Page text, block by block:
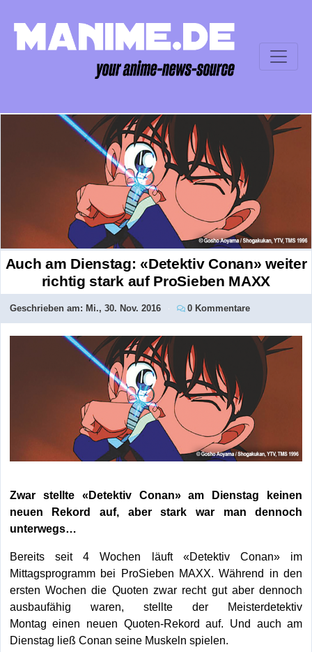
Auch am Dienstag: «Detektiv Conan» weiter
richtig stark auf ProSieben MAXX
Geschrieben am: Mi., 30. Nov. 2016 0 Kommentare
Zwar stellte «Detektiv Conan» am Dienstag keinen
neuen Rekord auf, aber stark war man dennoch
unterwegs…
Bereits seit 4 Wochen läuft «Detektiv Conan» im
Mittagsprogramm bei ProSieben MAXX. Während in den
ersten Wochen die Quoten zwar recht gut aber dennoch
ausbaufähig waren, stellte der Meisterdetektiv
Montag einen neuen Quoten-Rekord auf. Und auch am
Dienstag ließ Conan seine Muskeln spielen.